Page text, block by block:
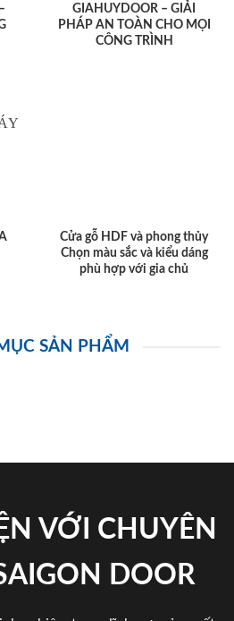
GIAHUYDOOR – GIẢI
PHÁP AN TOÀN CHO MỌI
CÔNG TRÌNH
Cửa gỗ HDF và phong thủy
Chọn màu sắc và kiểu dáng
phù hợp với gia chủ
SẢN PHẨM
VỚI CHUYÊN
DOOR